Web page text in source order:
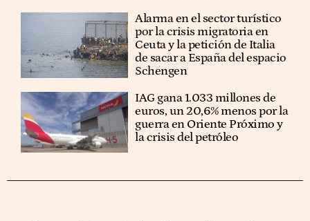
Alarma en el sector turístico
por la crisis migratoria en
Ceuta y la petición de Italia
de sacar a España del espacio
Schengen
IAG gana 1.033 millones de
euros, un 20,6% menos por la
guerra en Oriente Próximo y
la crisis del petróleo